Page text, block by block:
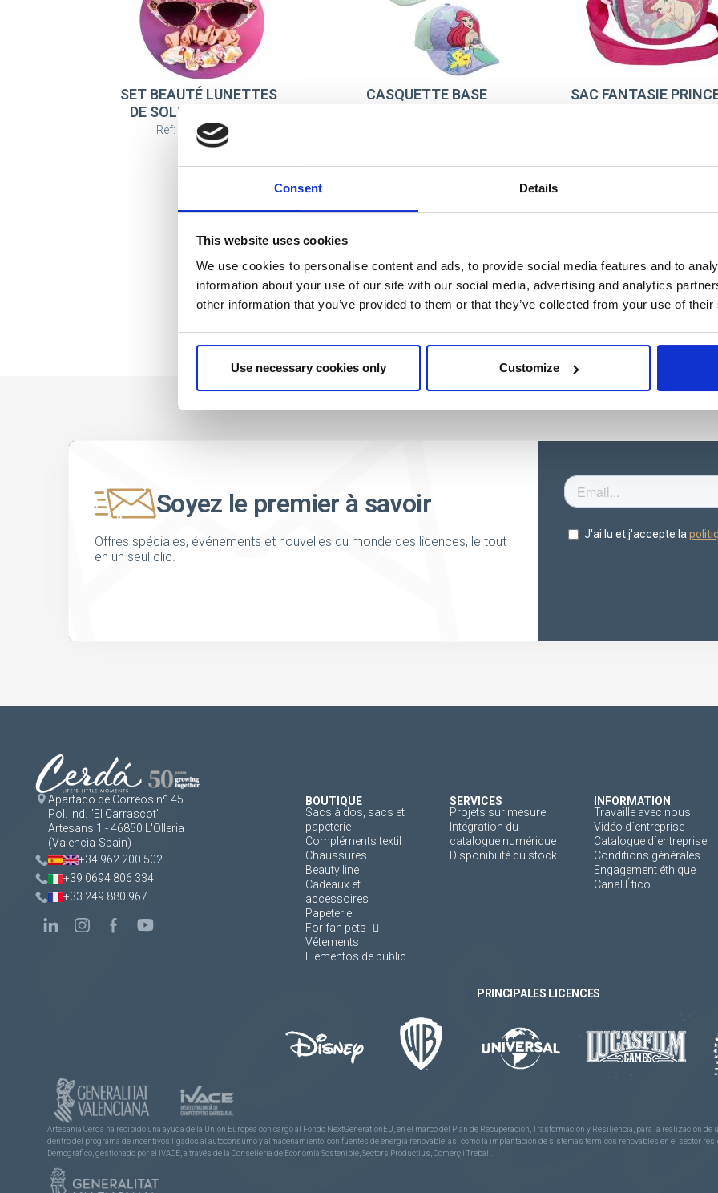
Consent Details
This website uses cookies
We use cookies to personalise content and ads, to provide social media features and to
information about your use of our site with our social media, advertising and analytics
other information that you’ve provided to them or that they’ve collected from your use of
Use necessary cookies only Customize
SET BEAUTÉ LUNETTES
DE SOLEIL PRINCESS
Ref: 2500003212
CASQUETTE BASE
SAC FANTASIE
Soyez le premier à savoir
Offres spéciales, événements et nouvelles du monde des licences, le tout
en un seul clic.
Apartado de Correos nº 45
Pol. Ind. "El Carrascot"
Artesans 1 - 46850 L'Olleria
(Valencia-Spain)
+34 962 200 502
+39 0694 806 334
+33 249 880 967
BOUTIQUE
Sacs à dos, sacs et
papeterie
Compléments textil
Chaussures
Beauty line
Cadeaux et
accessoires
Papeterie
For fan pets
Vêtements
Elementos de public.
SERVICES
Projets sur mesure
Intégration du
catalogue numérique
Disponibilité du stock
INFORMATION
Travaille avec nous
Vidéo d´entreprise
Catalogue d´entreprise
Conditions générales
Engagement éthique
Canal Ético
PRINCIPALES LICENCES
Artesanía Cerdá ha recibido una ayuda de la Unión Europea con cargo al Fondo NextGenerationEU, en el marco del Plan de Recuperación, Trasformación y Resiliencia, para la realización
dentro del programa de incentivos ligados al autoconsumo y almacenamiento, con fuentes de energía renovable, así como la implantación de sistemas térmicos renovables en el sector
Demográfico, gestionado por el IVACE, a través de la Consellería de Economía Sostenible, Sectors Productius, Comerç i Treball.